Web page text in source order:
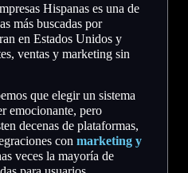
Hispanas es una de
más buscadas por
en Estados Unidos y
ventas y marketing sin
que elegir un sistema
emocionante, pero
decenas de plataformas,
con marketing y
veces la mayoría de